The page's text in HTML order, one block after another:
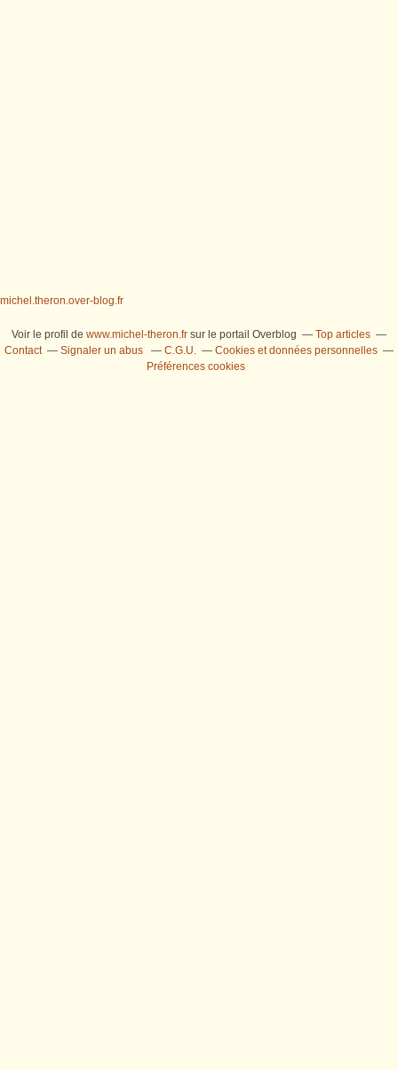
michel.theron.over-blog.fr
Voir le profil de www.michel-theron.fr sur le portail Overblog
Top articles
Contact
Signaler un abus C.G.U.
Cookies et données personnelles
Préférences cookies